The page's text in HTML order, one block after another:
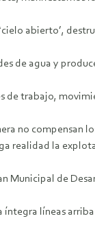
abierto’,
de agua y
de trabajo,
no compensan
realidad la
Municipal de
líneas